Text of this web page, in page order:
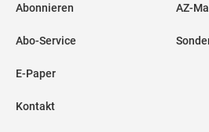
Abonnieren
Abo-Service
E-Paper
Kontakt
AZ-